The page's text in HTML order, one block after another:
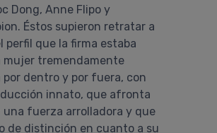
Dong, Anne Flipo y
Éstos supieron retratar a
perfil que la firma estaba
mujer tremendamente
dentro y por fuera, con
innato, que afronta
una fuerza arrolladora y que
de distinción en cuanto a su